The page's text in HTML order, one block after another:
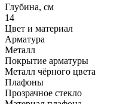
Глубина, см
14
Цвет и материал
Арматура
Металл
Покрытие арматуры
Металл чёрного цвета
Плафоны
Прозрачное стекло